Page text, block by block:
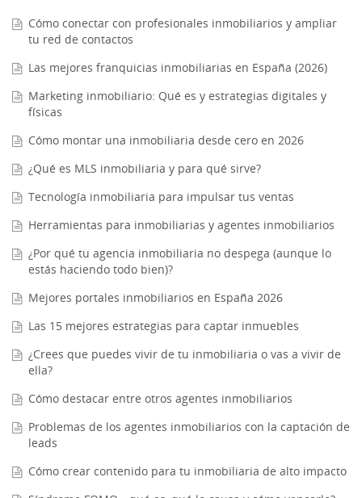
Cómo conectar con profesionales inmobiliarios y ampliar
tu red de contactos
Las mejores franquicias inmobiliarias en España (2026)
Marketing inmobiliario: Qué es y estrategias digitales y
físicas
Cómo montar una inmobiliaria desde cero en 2026
¿Qué es MLS inmobiliaria y para qué sirve?
Tecnología inmobiliaria para impulsar tus ventas
Herramientas para inmobiliarias y agentes inmobiliarios
¿Por qué tu agencia inmobiliaria no despega (aunque lo
estás haciendo todo bien)?
Mejores portales inmobiliarios en España 2026
Las 15 mejores estrategias para captar inmuebles
¿Crees que puedes vivir de tu inmobiliaria o vas a vivir de
ella?
Cómo destacar entre otros agentes inmobiliarios
Problemas de los agentes inmobiliarios con la captación de
leads
Cómo crear contenido para tu inmobiliaria de alto impacto